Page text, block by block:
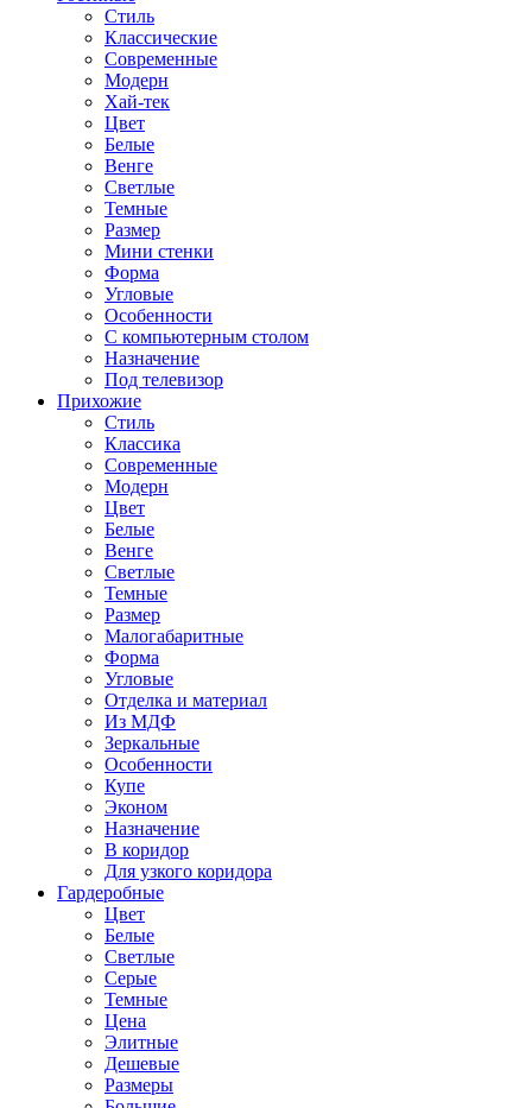
Стиль
Классические
Современные
Модерн
Хай-тек
Цвет
Белые
Венге
Светлые
Темные
Размер
Мини стенки
Форма
Угловые
Особенности
С компьютерным столом
Назначение
Под телевизор
Прихожие
Стиль
Классика
Современные
Модерн
Цвет
Белые
Венге
Светлые
Темные
Размер
Малогабаритные
Форма
Угловые
Отделка и материал
Из МДФ
Зеркальные
Особенности
Купе
Эконом
Назначение
В коридор
Для узкого коридора
Гардеробные
Цвет
Белые
Светлые
Серые
Темные
Цена
Элитные
Дешевые
Размеры